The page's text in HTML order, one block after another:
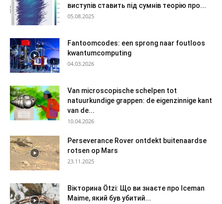
виступів ставить під сумнів теорію про...
05.08.2025
Fantoomcodes: een sprong naar foutloos
kwantumcomputing
04.03.2026
Van microscopische schelpen tot
natuurkundige grappen: de eigenzinnige kant
van de...
10.04.2026
Perseverance Rover ontdekt buitenaardse
rotsen op Mars
23.11.2025
Вікторина Ötzi: Що ви знаєте про Iceman
Maime, який був убитий...